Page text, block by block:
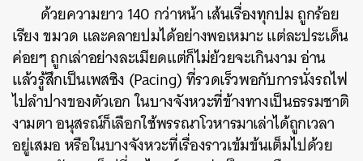
ด้วยความยาว 140 กว่าหน้า เส้นเรื่องทุกปม ถูกร้อย
เรียง ขมวด และคลายปมได้อย่างพอเหมาะ แต่ละประเด็น
ค่อยๆ ถูกเล่าอย่างละเมียดแต่ก็ไม่ย้วยจะเกินงาม อ่าน
แล้วรู้สึกเป็นเพสซิง (Pacing) ที่รวดเร็วพอกับการนั่งรถไฟ
ไปลำปางของตัวเอก ในบางจังหวะที่ข้างทางเป็นธรรมชาติ
งามตา อนุสรณ์ก็เลือกใช้พรรณาโวหารมาเล่าได้ถูกเวลา
อยู่เสมอ หรือในบางจังหวะที่เรื่องราวเข้มข้นเต็มไปด้วย